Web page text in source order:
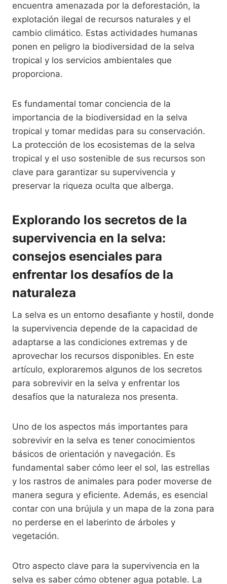
encuentra amenazada por la deforestación, la
explotación ilegal de recursos naturales y el
cambio climático. Estas actividades humanas
ponen en peligro la biodiversidad de la selva
tropical y los servicios ambientales que
proporciona.
Es fundamental tomar conciencia de la
importancia de la biodiversidad en la selva
tropical y tomar medidas para su conservación.
La protección de los ecosistemas de la selva
tropical y el uso sostenible de sus recursos son
clave para garantizar su supervivencia y
preservar la riqueza oculta que alberga.
Explorando los secretos de la
supervivencia en la selva:
consejos esenciales para
enfrentar los desafíos de la
naturaleza
La selva es un entorno desafiante y hostil, donde
la supervivencia depende de la capacidad de
adaptarse a las condiciones extremas y de
aprovechar los recursos disponibles. En este
artículo, exploraremos algunos de los secretos
para sobrevivir en la selva y enfrentar los
desafíos que la naturaleza nos presenta.
Uno de los aspectos más importantes para
sobrevivir en la selva es tener conocimientos
básicos de orientación y navegación. Es
fundamental saber cómo leer el sol, las estrellas
y los rastros de animales para poder moverse de
manera segura y eficiente. Además, es esencial
contar con una brújula y un mapa de la zona para
no perderse en el laberinto de árboles y
vegetación.
Otro aspecto clave para la supervivencia en la
selva es saber cómo obtener agua potable. La